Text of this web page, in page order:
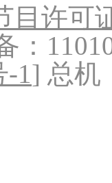
目许可
：
-1] 总机